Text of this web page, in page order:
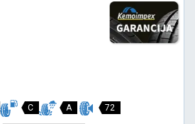
C A 72